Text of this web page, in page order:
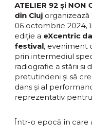
ATELIER 92 și
din Cluj
06 octombrie 2024,
ediție a eXcentric
festival, eveniment
prin intermediul
radiografie a stării și
pretutindeni și să
dans și al
reprezentativ
Într-o epocă în care